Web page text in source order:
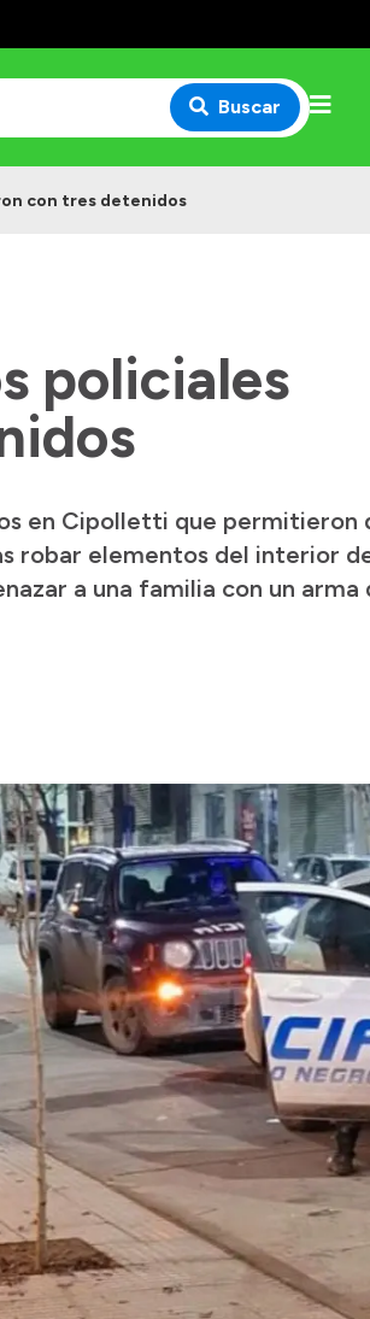
Buscar
con tres detenidos
policiales
en Cipolletti que permitieron
robar elementos del interior
a una familia con un arma